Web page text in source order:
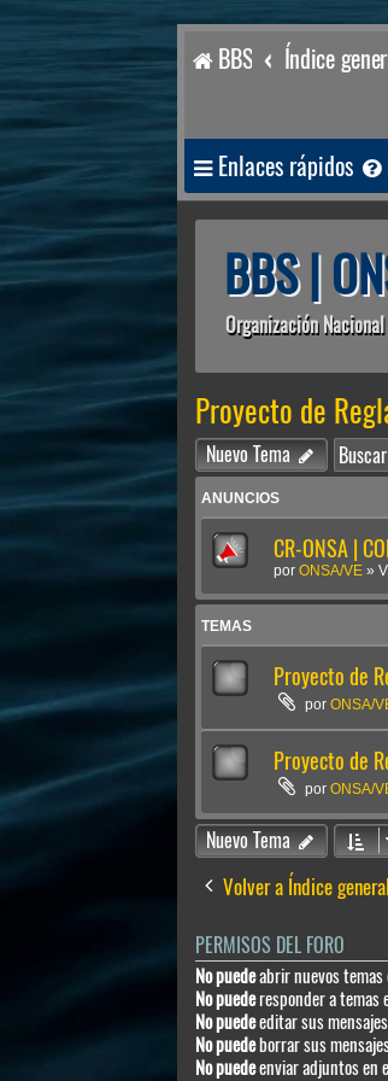
BBS Índice
Enlaces rápidos
BBS |
Organización
Proyecto de
Nuevo Tema
ANUNCIOS
CR-ONSA |
por ONSA/VE »
TEMAS
Proyecto de
porONSA/
Proyecto de
porONSA/
Nuevo Tema
Volver a Índice general
PERMISOS DEL FORO
No puedeabrir nuevos temas
No puederesponder a temas
No puedeeditar sus
No puedeborrar sus
No puedeenviar adjuntos en